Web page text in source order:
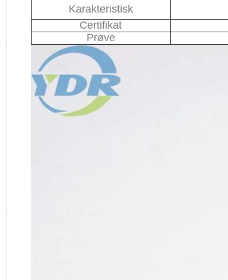
Karakteristisk
Certifikat
Prøve